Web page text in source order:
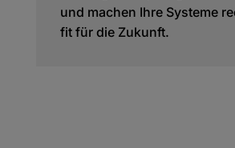
und machen Ihre Systeme
fit für die Zukunft.